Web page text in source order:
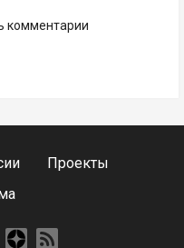
комментарии
Проекты